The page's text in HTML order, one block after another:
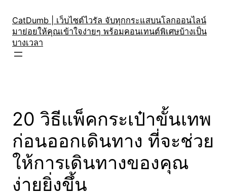
content
CatDumb | เว็บไซต์ไวรัล จับทุกกระแสบนโลกออนไลน์
มาย่อยให้คุณเข้าใจง่ายๆ พร้อมคอนเทนต์พิเศษบ้างเป็น
บางเวลา
20 วิธีแพ็คกระเป๋าขั้นเทพ
ก่อนออกเดินทาง ที่จะช่วย
ให้การเดินทางของคุณ
ง่ายยิ่งขึ้น